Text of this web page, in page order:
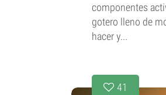
componentes
gotero lleno de
hacer y...
41